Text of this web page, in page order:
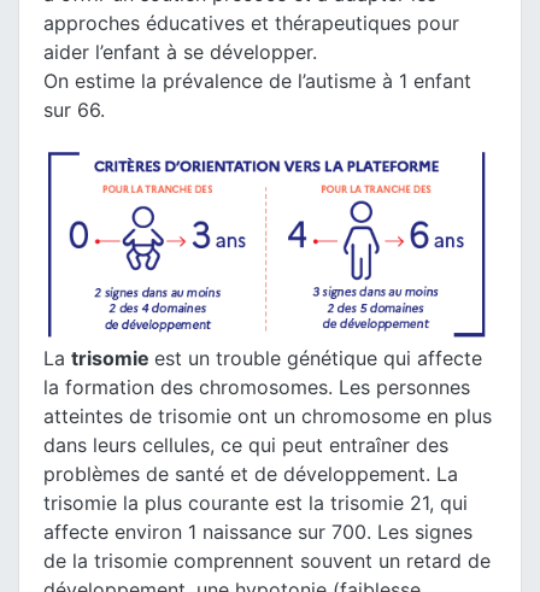
approches éducatives et thérapeutiques pour
aider l’enfant à se développer.
On estime la prévalence de l’autisme à 1 enfant
sur 66.
La trisomie est un trouble génétique qui affecte
la formation des chromosomes. Les personnes
atteintes de trisomie ont un chromosome en plus
dans leurs cellules, ce qui peut entraîner des
problèmes de santé et de développement. La
trisomie la plus courante est la trisomie 21, qui
affecte environ 1 naissance sur 700. Les signes
de la trisomie comprennent souvent un retard de